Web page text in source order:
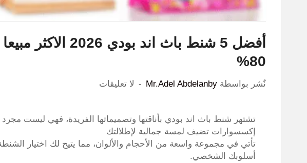
أفضل 5 شنط باث اند
80%
نٌشر بواسطة Mr.Adel Abdelanby لا تعليقات
تشتهر شنط باث اند بودي بأناقتها وتصميماتها الفريدة، فهي ليست مجرد
إكسسوارات تضيف لمسة جمالية لإطلالتك
تأتي في مجموعة واسعة من الأحجام والألوان، مما يتيح لك اختيار
أسلوبك الشخصي.